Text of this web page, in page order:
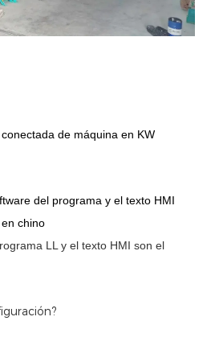
de máquina en KW
del programa y el texto HMI
chino
LL y el texto HMI son el